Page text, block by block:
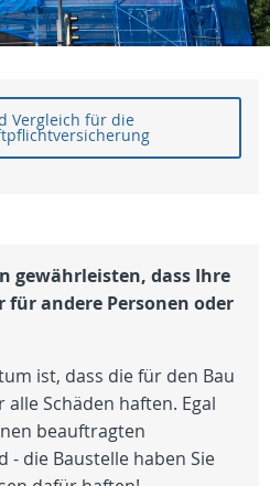
Vergleich für die
gewährleisten, dass Ihre
für andere Personen oder
ist, dass die für den Bau
Schäden haften. Egal
beauftragten
- die Baustelle haben Sie